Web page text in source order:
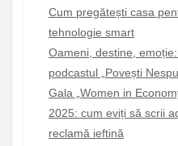
Cum pregătești casa
tehnologie smart
Oameni, destine,
podcastul „Povești
Gala „Women in
2025: cum eviți să scrii
reclamă ieftină